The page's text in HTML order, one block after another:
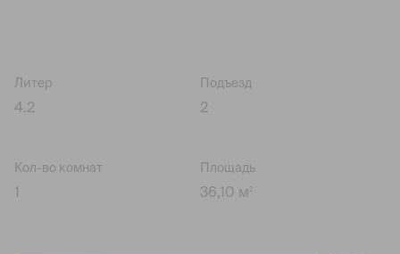
Литер
4.2
Подъезд
2
Кол-во комнат Площадь
36,10 м 2